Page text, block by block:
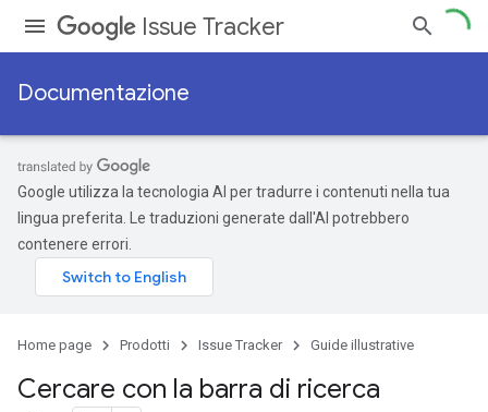
Issue Tracker
Documentazione
Google utilizza la tecnologia AI per tradurre i contenuti nella tua
lingua preferita. Le traduzioni generate dall'AI potrebbero
contenere errori.
Home page Prodotti Issue Tracker Guide illustrative
Cercare con la barra di ricerca